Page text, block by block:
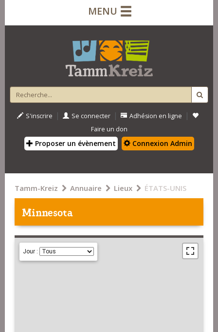
MENU
S'inscrire | Se connecter | Adhésion en ligne |
Faire un don
Proposer un évènement Connexion Admin
Tamm-Kreiz Annuaire Lieux ÉTATS-UNIS
Minnesota
Jour :